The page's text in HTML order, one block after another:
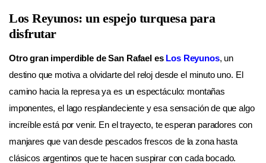
Los Reyunos: un espejo turquesa para
disfrutar
Otro gran imperdible de San Rafael es Los Reyunos, un
destino que motiva a olvidarte del reloj desde el minuto uno. El
camino hacia la represa ya es un espectáculo: montañas
imponentes, el lago resplandeciente y esa sensación de que algo
increíble está por venir. En el trayecto, te esperan paradores con
manjares que van desde pescados frescos de la zona hasta
clásicos argentinos que te hacen suspirar con cada bocado.